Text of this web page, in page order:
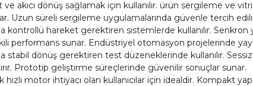
dönüş sağlamak için kullanılır. ürün sergileme ve
Uzun süreli sergileme uygulamalarında güvenle tercih
hareket gerektiren sistemlerde kullanılır. Senkron
performans sunar. Endüstriyel otomasyon projelerinde
stabil dönüş gerektiren test düzeneklerinde kullanılır.
Prototip geliştirme süreçlerinde güvenilir sonuçlar sunar.
motor ihtiyacı olan kullanıcılar için idealdir. Kompakt